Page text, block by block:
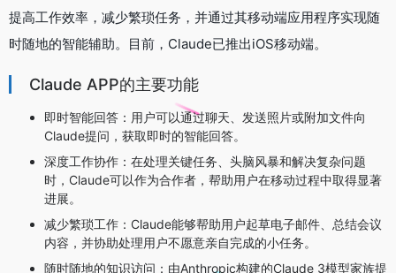
提高工作效率，减少繁琐任务，并通过其移动端应用程序实现随
时随地的智能辅助。目前，Claude已推出iOS移动端。
Claude APP的主要功能
即时智能回答：用户可以通过聊天、发送照片或附加文件向
Claude提问，获取即时的智能回答。
深度工作协作：在处理关键任务、头脑风暴和解决复杂问题
时，Claude可以作为合作者，帮助用户在移动过程中取得显著
进展。
减少繁琐工作：Claude能够帮助用户起草电子邮件、总结会议
内容，并协助处理用户不愿意亲自完成的小任务。
随时随地的知识访问：由Anthropic构建的Claude 3模型家族提